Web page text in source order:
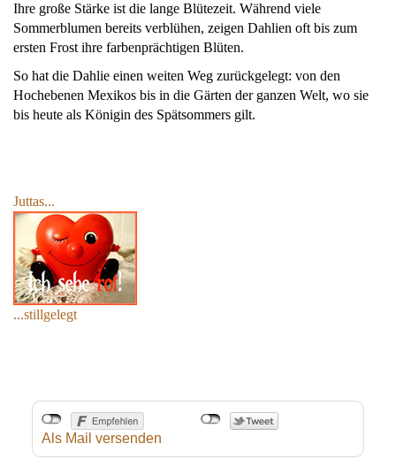
Ihre große Stärke ist die lange Blütezeit. Während viele
Sommerblumen bereits verblühen, zeigen Dahlien oft bis zum
ersten Frost ihre farbenprächtigen Blüten.
So hat die Dahlie einen weiten Weg zurückgelegt: von den
Hochebenen Mexikos bis in die Gärten der ganzen Welt, wo sie
bis heute als Königin des Spätsommers gilt.
Juttas...
...stillgelegt
Als Mail versenden